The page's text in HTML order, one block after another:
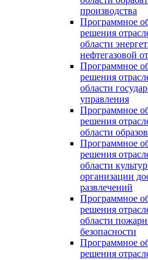
производства
Программное
решения
области
нефтегазовой
Программное
решения
области
управления
Программное
решения
области
Программное
решения
области
организации
развлечений
Программное
решения
области
безопасности
Программное
решения